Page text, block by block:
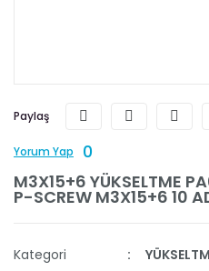
Paylaş
Yorum Yap
0
M3X15+6 YÜKSELTME
P-SCREW M3X15+6 10
Kategori